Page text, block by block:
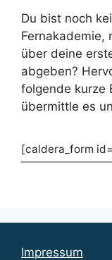
Du bist noch
Fernakademie,
über deine
abgeben?
folgende kurze
übermittle es
[caldera_form
Impressum